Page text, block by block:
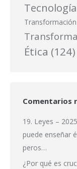
Transformación
Ética (124)
Comentarios
19. Leyes –
puede enseñar
peros…
¿Por qué es